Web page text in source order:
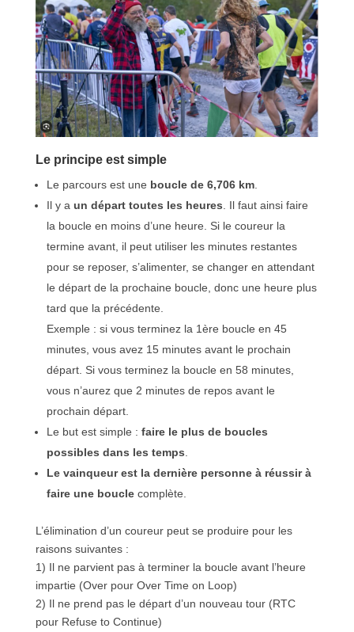
Le principe est simple
Le parcours est une boucle de 6,706 km.
Il y a un départ toutes les heures . Il faut ainsi faire
la boucle en moins d’une heure. Si le coureur la
termine avant, il peut utiliser les minutes restantes
pour se reposer, s’alimenter, se changer en attendant
le départ de la prochaine boucle, donc une heure plus
tard que la précédente.
Exemple : si vous terminez la 1ère boucle en 45
minutes, vous avez 15 minutes avant le prochain
départ. Si vous terminez la boucle en 58 minutes,
vous n’aurez que 2 minutes de repos avant le
prochain départ.
Le but est simple : faire le plus de boucles
possibles dans les temps
Le vainqueur est la dernière personne à réussir à
faire une bouclecomplète.
L’élimination d’un coureur peut se produire pour les
raisons suivantes :
1) Il ne parvient pas à terminer la boucle avant l’heure
impartie (Over pour Over Time on Loop)
2) Il ne prend pas le départ d’un nouveau tour (RTC
pour Refuse to Continue)